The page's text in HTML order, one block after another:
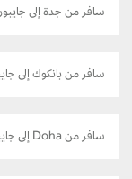
سافر من جدة إلى جايبور
سافر من بانكوك إلى جايبور
سافر من Doha إلى جايبور